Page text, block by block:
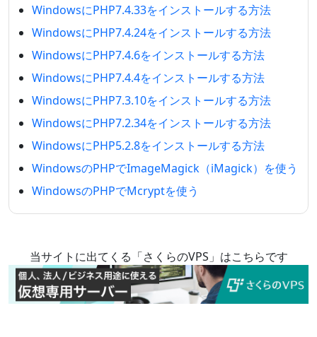
WindowsにPHP7.4.33をインストールする方法
WindowsにPHP7.4.24をインストールする方法
WindowsにPHP7.4.6をインストールする方法
WindowsにPHP7.4.4をインストールする方法
WindowsにPHP7.3.10をインストールする方法
WindowsにPHP7.2.34をインストールする方法
WindowsにPHP5.2.8をインストールする方法
WindowsのPHPでImageMagick（iMagick）を使う
WindowsのPHPでMcryptを使う
当サイトに出てくる「さくらのVPS」はこちらです